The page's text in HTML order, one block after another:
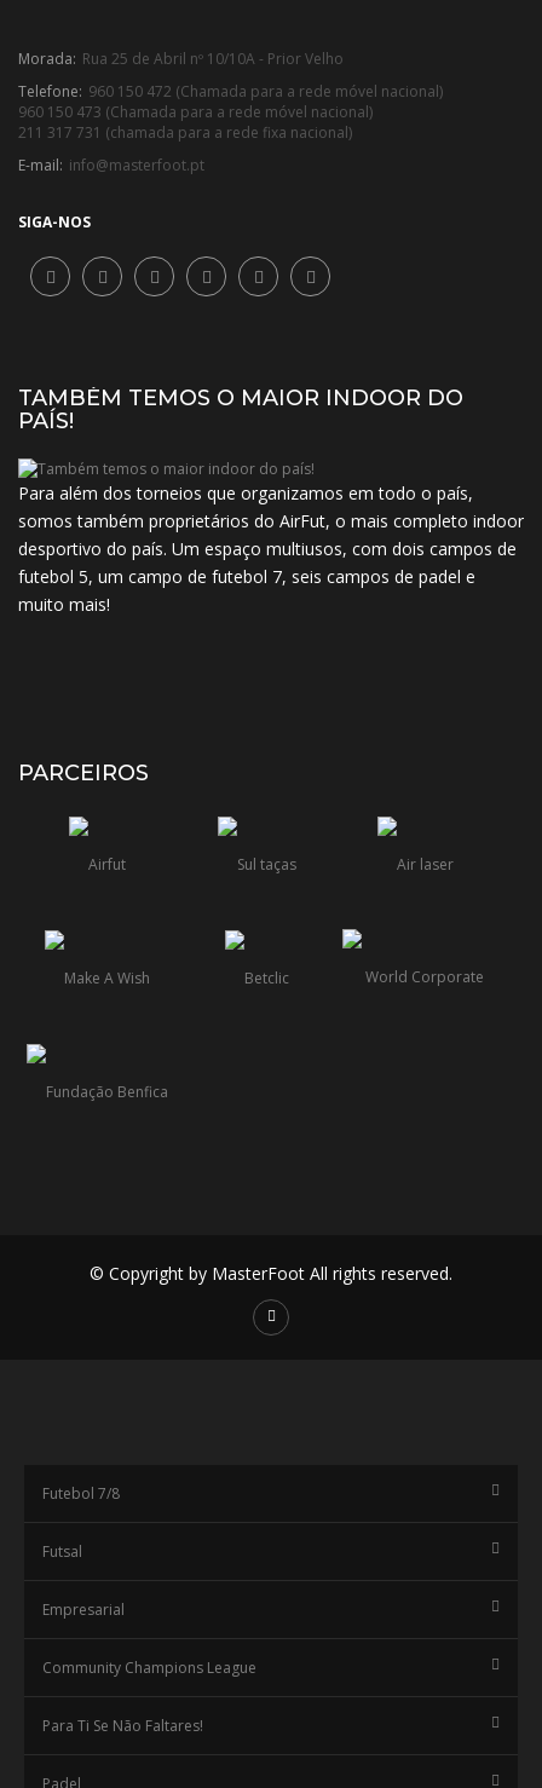
Morada: Rua 25 de Abril nº 10/10A - Prior Velho
Telefone: 960 150 472 (Chamada para a rede móvel nacional)
960 150 473 (Chamada para a rede móvel nacional)
211 317 731 (chamada para a rede fixa nacional)
E-mail: info@masterfoot.pt
SIGA-NOS
TAMBÉM TEMOS O MAIOR INDOOR DO
PAÍS!
Para além dos torneios que organizamos em todo o país,
somos também proprietários do AirFut, o mais completo indoor
desportivo do país. Um espaço multiusos, com dois campos de
futebol 5, um campo de futebol 7, seis campos de padel e
muito mais!
PARCEIROS
© Copyright by MasterFoot All rights reserved.
Futebol 7/8
Futsal
Empresarial
Community Champions League
Para Ti Se Não Faltares!
Padel